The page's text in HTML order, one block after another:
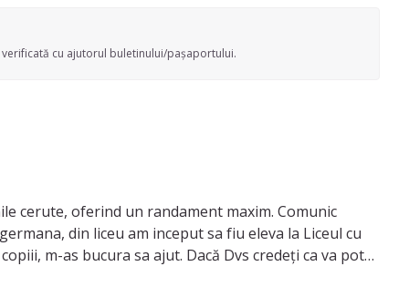
cu ajutorul buletinului/pașaportului.
cerute, oferind un randament maxim. Comunic
din liceu am inceput sa fiu eleva la Liceul cu
m-as bucura sa ajut. Dacă Dvs credeți ca va pot